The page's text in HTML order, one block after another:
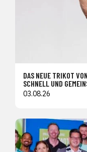
DAS NEUE TRIKOT
SCHNELL UND
03.08.26